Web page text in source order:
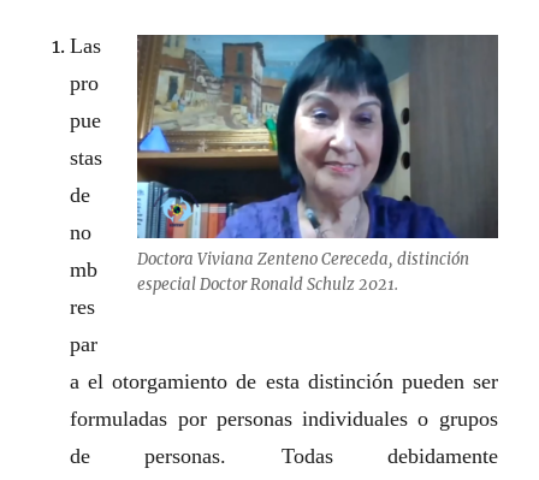
Doctora Viviana Zenteno Cereceda, distinción
especial Doctor Ronald Schulz 2021.
Las
pro
pue
stas
de
no
mb
res
par
a el otorgamiento de esta distinción pueden ser
formuladas por personas individuales o grupos
de personas. Todas debidamente